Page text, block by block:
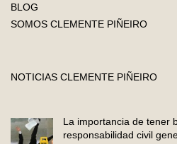
BLOG
SOMOS CLEMENTE PIÑEIRO
NOTICIAS CLEMENTE PIÑEIRO
La importancia de tener
responsabilidad civil